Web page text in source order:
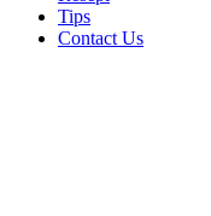
Tips
Contact Us